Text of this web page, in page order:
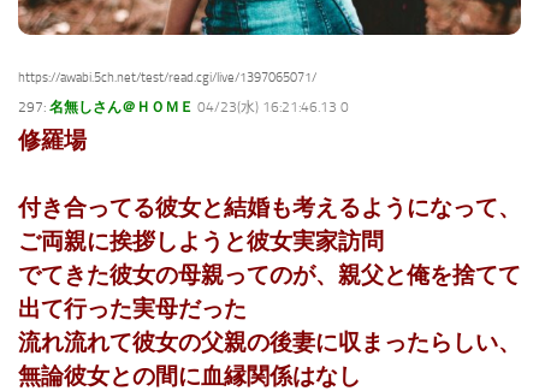
https://awabi.5ch.net/test/read.cgi/live/1397065071/
297: 名無しさん＠ＨＯＭＥ 04/23(水) 16:21:46.13 0
修羅場
付き合ってる彼女と結婚も考えるようになって、
ご両親に挨拶しようと彼女実家訪問
でてきた彼女の母親ってのが、親父と俺を捨てて
出て行った実母だった
流れ流れて彼女の父親の後妻に収まったらしい、
無論彼女との間に血縁関係はなし